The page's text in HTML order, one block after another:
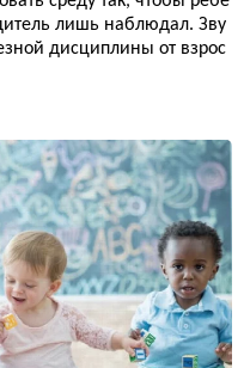
лишь наблюдал. Зву
дисциплины от взрос